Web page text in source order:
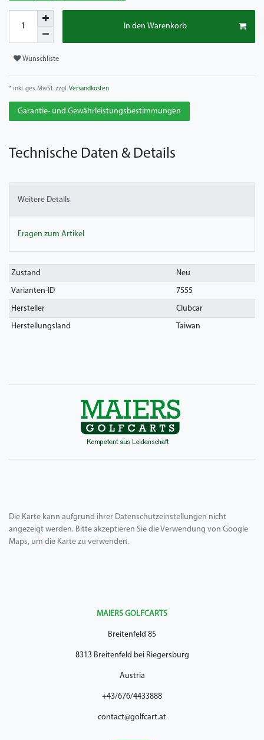
In den Warenkorb
Wunschliste
* inkl. ges. MwSt. zzgl.Versandkosten
Garantie- und Gewährleistungsbestimmungen
Technische Daten & Details
Weitere Details
Fragen zum Artikel
Technisches
Merkmal
Wert
Zustand
Neu
Varianten-ID
7555
Hersteller
Clubcar
Herstellungsland
Taiwan
Die Karte kann aufgrund ihrer Datenschutzeinstellungen nicht
angezeigt werden. Bitte akzeptieren Sie die Verwendung von Google
Maps, um die Karte zu verwenden.
MAIERS GOLFCARTS
Breitenfeld 85
8313 Breitenfeld bei Riegersburg
Austria
+43/676/4433888
contact@golfcart.at